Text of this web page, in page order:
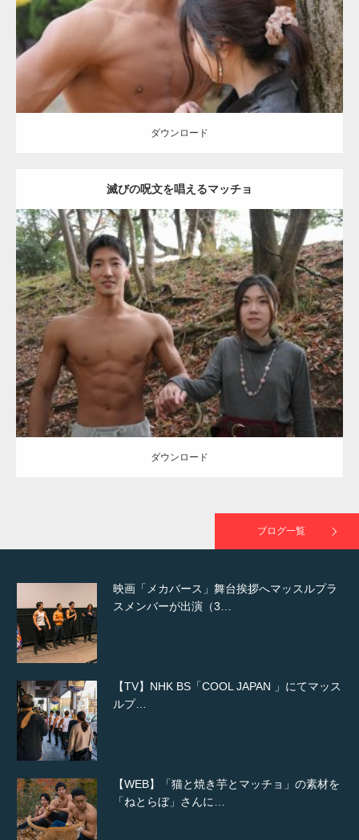
ダウンロード
滅びの呪文を唱えるマッチョ
Update:2021.07.8
Category:公園のマッチョ その他 AKIHITO(細マッチョ) 大胸筋 腹筋
ダウンロード
ダウンロード
ブログ一覧
【YouTube】マッチョフリー素材メンバーが
ギネス世界記録…
【TV】TBS番組「ひるおび」にてマッスルプ
ラスが紹介されま…
TOKYO FMラジオ番組「ONE MORNING」
で紹介さ…
NHK「所さん！事件ですよ」に取材されまし
た（6/8放送）
映画「メカバース」舞台挨拶へマッスルプラ
スメンバーが出演（3…
【TV】NHK BS「COOL JAPAN 」にてマッス
ルプ…
【WEB】「猫と焼き芋とマッチョ」の素材を
「ねとらぼ」さんに…